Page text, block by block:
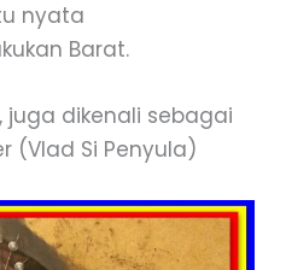
nyata
Barat.
juga dikenali sebagai
(Vlad Si Penyula)